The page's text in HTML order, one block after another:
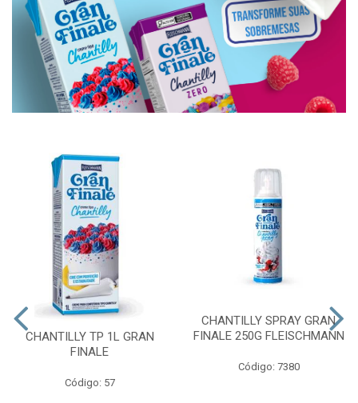
CHANTILLY TP 1L GRAN
FINALE
Código: 57
CHANTILLY SPRAY GRAN
FINALE 250G FLEISCHMANN
Código: 7380